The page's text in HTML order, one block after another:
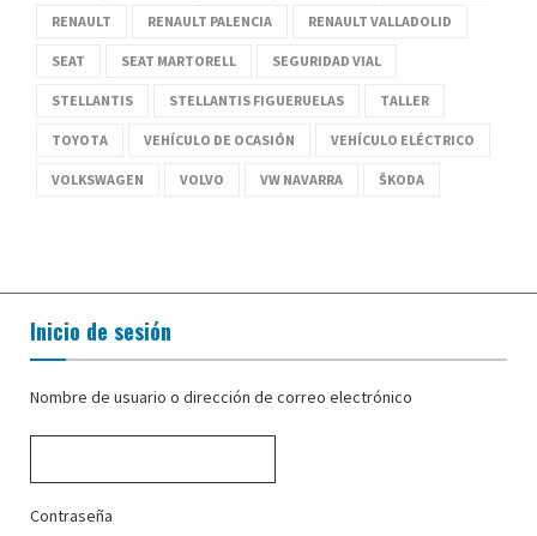
RENAULT RENAULT PALENCIA RENAULT VALLADOLID
SEAT SEAT MARTORELL SEGURIDAD VIAL
STELLANTIS STELLANTIS FIGUERUELAS TALLER
TOYOTA VEHÍCULO DE OCASIÓN VEHÍCULO ELÉCTRICO
VOLKSWAGEN VOLVO VW NAVARRA ŠKODA
Inicio de sesión
Nombre de usuario o dirección de correo electrónico
Contraseña